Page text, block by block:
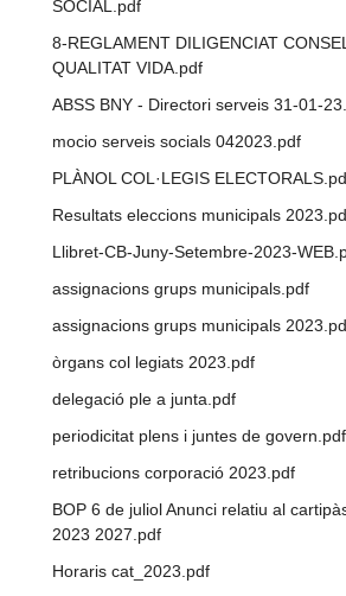
SOCIAL.pdf
8-REGLAMENT DILIGENCIAT
QUALITAT VIDA.pdf
ABSS BNY - Directori serveis 31-01-
mocio serveis socials 042023.pdf
PLÀNOL COL·LEGIS
Resultats eleccions municipals
Llibret-CB-Juny-Setembre-2023-
assignacions grups municipals.pdf
assignacions grups municipals
òrgans col legiats 2023.pdf
delegació ple a junta.pdf
periodicitat plens i juntes de govern.pdf
retribucions corporació 2023.pdf
BOP 6 de juliol Anunci relatiu al
2023 2027.pdf
Horaris cat_2023.pdf